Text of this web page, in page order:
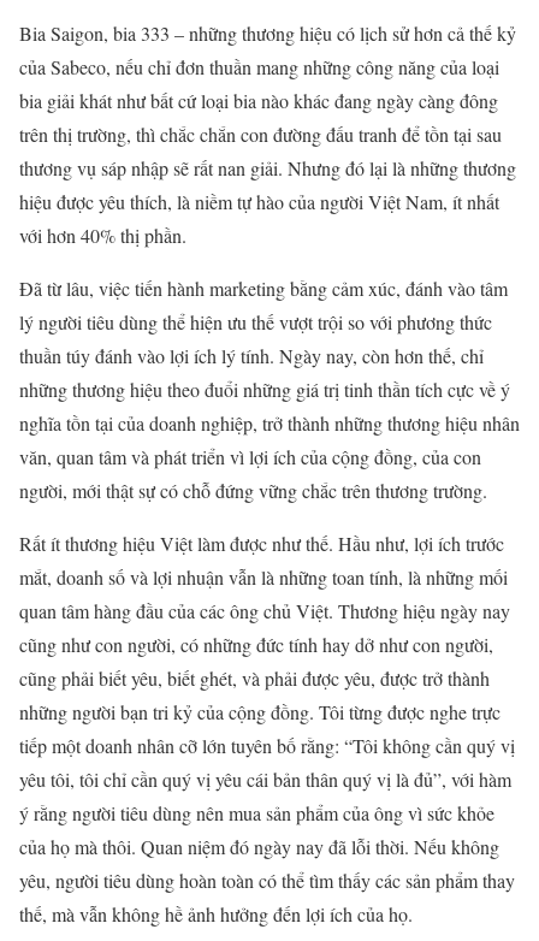
Bia Saigon, bia 333 – những thương hiệu có lịch sử hơn cả thế kỷ
của Sabeco, nếu chỉ đơn thuần mang những công năng của loại
bia giải khát như bất cứ loại bia nào khác đang ngày càng đông
trên thị trường, thì chắc chắn con đường đấu tranh để tồn tại sau
thương vụ sáp nhập sẽ rất nan giải. Nhưng đó lại là những thương
hiệu được yêu thích, là niềm tự hào của người Việt Nam, ít nhất
với hơn 40% thị phần.
Đã từ lâu, việc tiến hành marketing bằng cảm xúc, đánh vào tâm
lý người tiêu dùng thể hiện ưu thế vượt trội so với phương thức
thuần túy đánh vào lợi ích lý tính. Ngày nay, còn hơn thế, chỉ
những thương hiệu theo đuổi những giá trị tinh thần tích cực về ý
nghĩa tồn tại của doanh nghiệp, trở thành những thương hiệu nhân
văn, quan tâm và phát triển vì lợi ích của cộng đồng, của con
người, mới thật sự có chỗ đứng vững chắc trên thương trường.
Rất ít thương hiệu Việt làm được như thế. Hầu như, lợi ích trước
mắt, doanh số và lợi nhuận vẫn là những toan tính, là những mối
quan tâm hàng đầu của các ông chủ Việt. Thương hiệu ngày nay
cũng như con người, có những đức tính hay dở như con người,
cũng phải biết yêu, biết ghét, và phải được yêu, được trở thành
những người bạn tri kỷ của cộng đồng. Tôi từng được nghe trực
tiếp một doanh nhân cỡ lớn tuyên bố rằng: “Tôi không cần quý vị
yêu tôi, tôi chỉ cần quý vị yêu cái bản thân quý vị là đủ”, với hàm
ý rằng người tiêu dùng nên mua sản phẩm của ông vì sức khỏe
của họ mà thôi. Quan niệm đó ngày nay đã lỗi thời. Nếu không
yêu, người tiêu dùng hoàn toàn có thể tìm thấy các sản phẩm thay
thế, mà vẫn không hề ảnh hưởng đến lợi ích của họ.